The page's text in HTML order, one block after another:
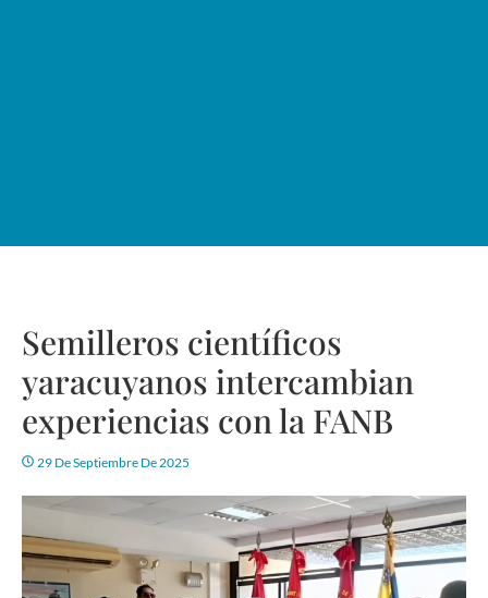
Semilleros científicos
yaracuyanos intercambian
experiencias con la FANB
29 De Septiembre De 2025